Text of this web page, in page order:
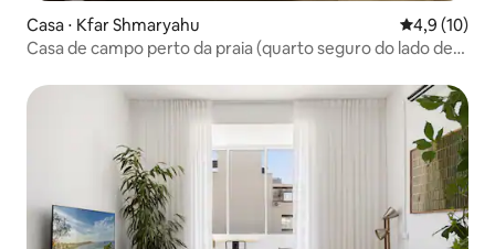
Casa ⋅ Kfar Shmaryahu 4,9 de uma
4,9 (10)
Casa de campo perto da praia (quarto seguro do lado de